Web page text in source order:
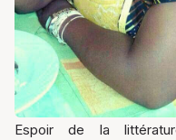
Espoir de la